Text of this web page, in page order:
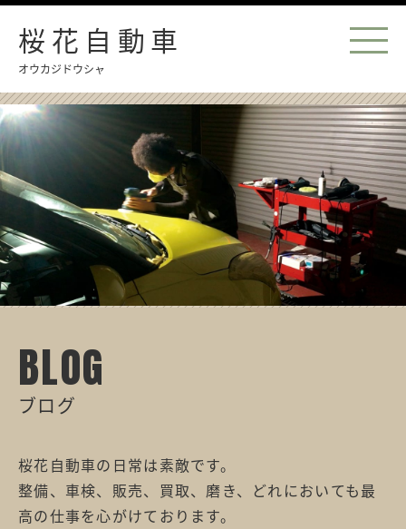
桜花自動車
オウカジドウシャ
BLOG
ブログ
桜花自動車の日常は素敵です。
整備、車検、販売、買取、磨き、どれにおいても最
高の仕事を心がけております。